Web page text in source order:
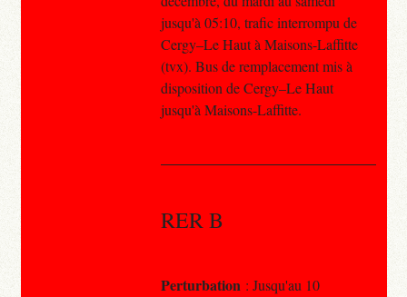
jusqu'à 05:10, trafic interrompu de
Cergy–Le Haut à Maisons-Laffitte
(tvx). Bus de remplacement mis à
disposition de Cergy–Le Haut
jusqu'à Maisons-Laffitte.
RER B
Perturbation : Jusqu'au 10